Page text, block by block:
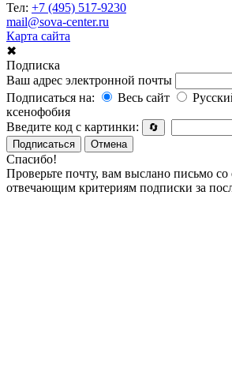
Тел: +7 (495) 517-9230
mail@sova-center.ru
Карта сайта
✖
Подписка
Ваш адрес электронной почты
Подписаться на:
Весь сайт
ксенофобия
Введите код с картинки:
🔄
Подписаться
Отмена
Спасибо!
Проверьте почту, вам выслано письмо со
отвечающим критериям подписки за